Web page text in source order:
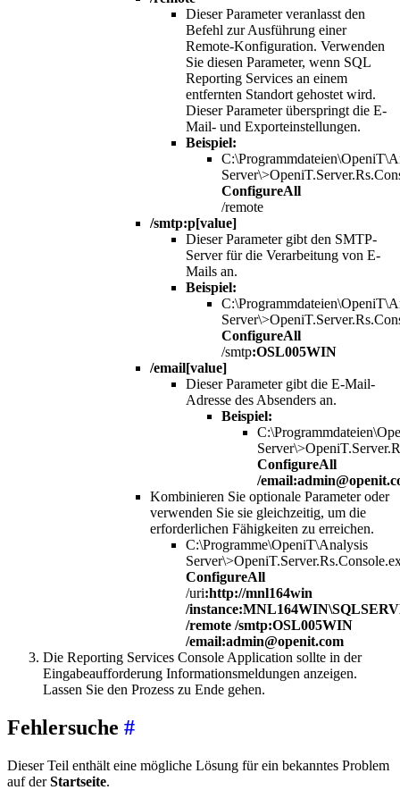
Dieser Parameter veranlasst den
Befehl zur Ausführung einer
Remote-Konfiguration. Verwenden
Sie diesen Parameter, wenn SQL
Reporting Services an einem
entfernten Standort gehostet wird.
Dieser Parameter überspringt die E-
Mail- und Exporteinstellungen.
Beispiel:
ConfigureAll
/remote
/smtp:p[value]
Dieser Parameter gibt den SMTP-
Server für die Verarbeitung von E-
Mails an.
Beispiel:
ConfigureAll
/smtp:OSL005WIN
/email[value]
Dieser Parameter gibt die E-Mail-
Adresse des Absenders an.
Beispiel:
ConfigureAll
/
Kombinieren Sie optionale Parameter oder
verwenden Sie sie gleichzeitig, um die
erforderlichen Fähigkeiten zu erreichen.
C:\Programme\OpeniT\Analysis
ConfigureAll
/uri:http://mnl164win
/
/remote /smtp:OSL005WIN
/email:admin@openit.com
Die Reporting Services Console Application sollte in der
Eingabeaufforderung Informationsmeldungen anzeigen.
Lassen Sie den Prozess zu Ende gehen.
Fehlersuche #
Dieser Teil enthält eine mögliche Lösung für ein bekanntes Problem
auf derStartseite.